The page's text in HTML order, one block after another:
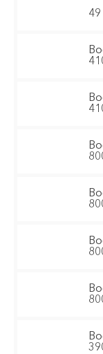
49